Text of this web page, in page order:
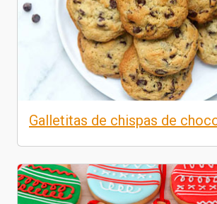
Galletitas de chispas de